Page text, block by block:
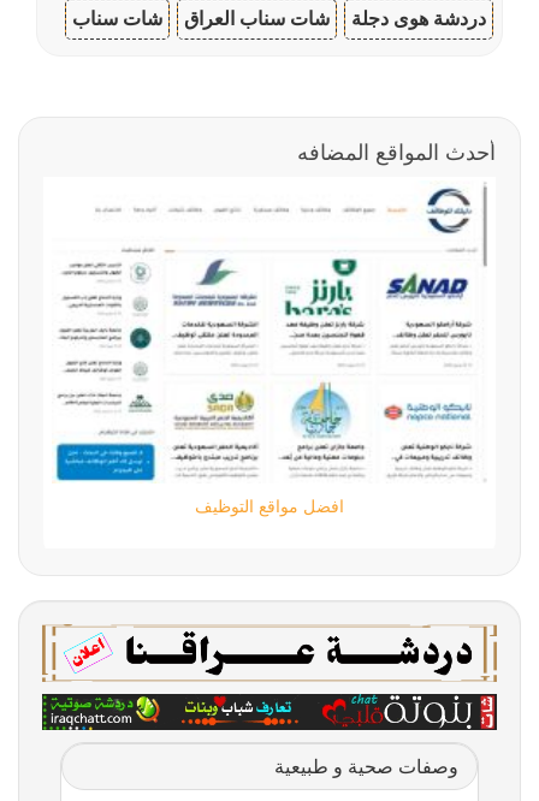
دردشة هوى دجلة شات سناب العراق شات سناب
أحدث المواقع المضافه
افضل مواقع التوظيف
وصفات صحية و طبيعية